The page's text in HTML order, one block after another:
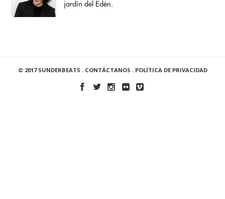
jardín del Edén.
© 2017 SUNDERBEATS . CONTÁCTANOS . POLÍTICA DE PRIVACIDAD